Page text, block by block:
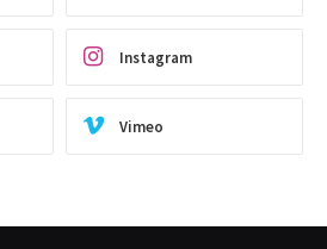
Instagram
Vimeo